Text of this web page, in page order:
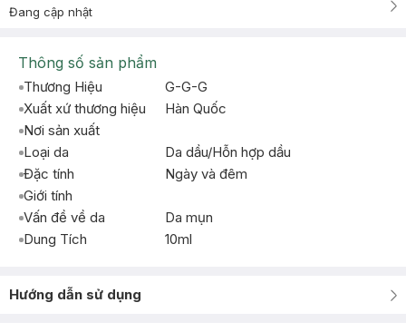
Đang cập nhật
Thông số sản phẩm
Thương Hiệu
G-G-G
Xuất xứ thương hiệu
Hàn Quốc
Nơi sản xuất
Loại da
Da dầu/Hỗn hợp dầu
Đặc tính
Ngày và đêm
Giới tính
Vấn đề về da
Da mụn
Dung Tích
10ml
Hướng dẫn sử dụng